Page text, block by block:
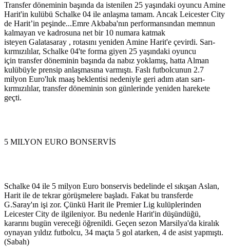
Transfer döneminin başında da istenilen 25 yaşındaki oyuncu Amine
Harit'in kulübü Schalke 04 ile anlaşma tamam. Ancak Leicester City
de Harit’in peşinde...Emre Akbaba'nın performansından memnun
kalmayan ve kadrosuna net bir 10 numara katmak
isteyen Galatasaray , rotasını yeniden Amine Harit'e çevirdi. Sarı-
kırmızılılar, Schalke 04'te forma giyen 25 yaşındaki oyuncu
için transfer döneminin başında da nabız yoklamış, hatta Alman
kulübüyle prensip anlaşmasına varmıştı. Faslı futbolcunun 2.7
milyon Euro'luk maaş beklentisi nedeniyle geri adım atan sarı-
kırmızılılar, transfer döneminin son günlerinde yeniden harekete
geçti.
5 MILYON EURO BONSERVİS
Schalke 04 ile 5 milyon Euro bonservis bedelinde el sıkışan Aslan,
Harit ile de tekrar görüşmelere başladı. Fakat bu transferde
G.Saray'ın işi zor. Çünkü Harit ile Premier Lig kulüplerinden
Leicester City de ilgileniyor. Bu nedenle Harit'in düşündüğü,
kararını bugün vereceği öğrenildi. Geçen sezon Marsilya'da kiralık
oynayan yıldız futbolcu, 34 maçta 5 gol atarken, 4 de asist yapmıştı.
(Sabah)